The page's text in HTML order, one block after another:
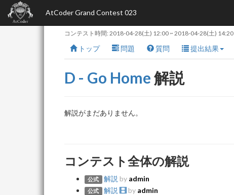
AtCoder Grand Contest 023
コンテスト時間: 2018-04-28(土) 12:00~ 2018-04-28(土) 14:20
トップ 問題 質問 提出結果
D - Go Home解説
解説がまだありません。
コンテスト全体の解説
公式 解説 by admin
公式 解説 by admin